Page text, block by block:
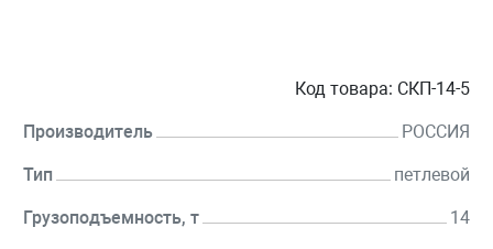
Код товара: СКП-14-5
Производитель РОССИЯ
Тип петлевой
Грузоподъемность, т 14